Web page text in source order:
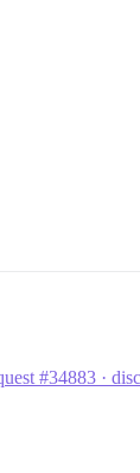
#34883 ·